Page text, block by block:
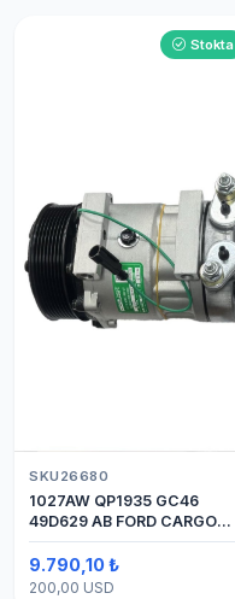
Stokta
SKU26680
1027AW QP1935 GC46
49D629 AB FORD CARGO
24V 8PK ÜSTTEN ÇIKIŞ
4142 (SANDEN) KLİMA
KOMPRESÖRÜ 7H15
9.790,10 ₺
200,00 USD